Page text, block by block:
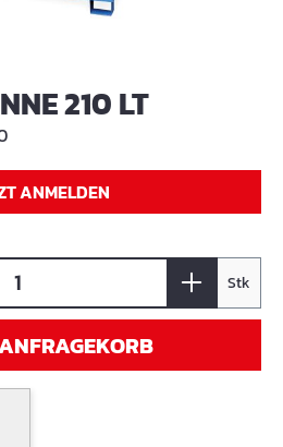
210 LT
ANMELDEN
Stk